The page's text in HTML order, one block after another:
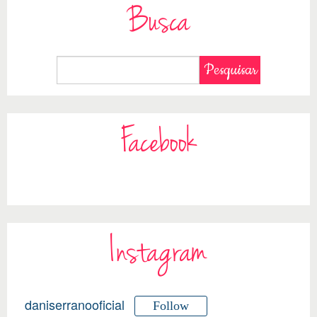
Busca
Facebook
Instagram
daniserranooficial Follow